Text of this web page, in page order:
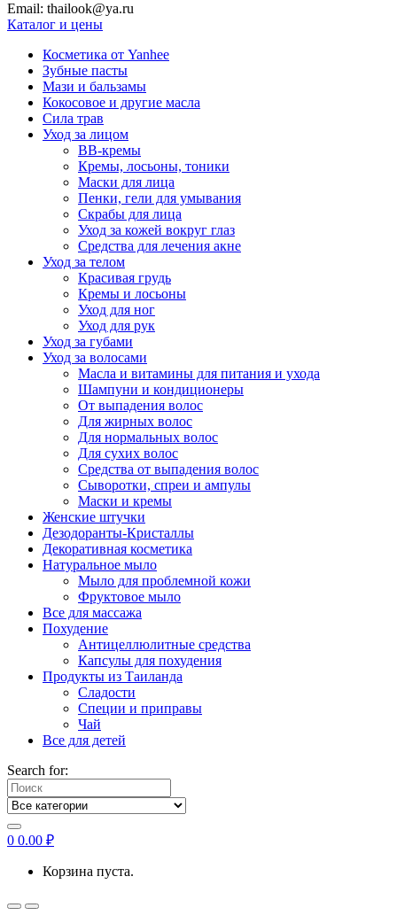
Email: thailook@ya.ru
Каталог и цены
Косметика от Yanhee
Зубные пасты
Мази и бальзамы
Кокосовое и другие масла
Сила трав
Уход за лицом
BB-кремы
Кремы, лосьоны, тоники
Маски для лица
Пенки, гели для умывания
Скрабы для лица
Уход за кожей вокруг глаз
Средства для лечения акне
Уход за телом
Красивая грудь
Кремы и лосьоны
Уход для ног
Уход для рук
Уход за губами
Уход за волосами
Масла и витамины для питания и ухода
Шампуни и кондиционеры
От выпадения волос
Для жирных волос
Для нормальных волос
Для сухих волос
Средства от выпадения волос
Сыворотки, спреи и ампулы
Маски и кремы
Женские штучки
Дезодоранты-Кристаллы
Декоративная косметика
Натуральное мыло
Мыло для проблемной кожи
Фруктовое мыло
Все для массажа
Похудение
Антицеллюлитные средства
Капсулы для похудения
Продукты из Таиланда
Сладости
Специи и приправы
Чай
Все для детей
Search for:
0 0.00 ₽
Корзина пуста.